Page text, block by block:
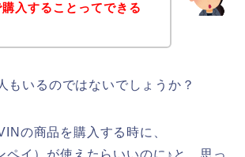
入することってできる
もいるのではないでしょうか？
の商品を購入する時に、